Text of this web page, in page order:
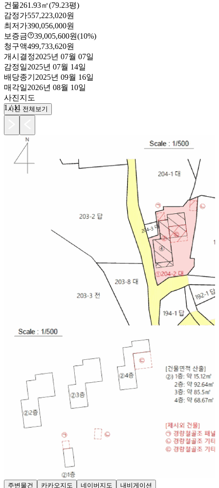
건물261.93㎡(79.23평)
감정가557,223,020원
최저가390,056,000원
보증금
39,005,600원(10%)
청구액499,733,620원
개시결정2025년 07월 07일
감정일2025년 07월 14일
배당종기 2025년 09월 16일
매각일2026년 08월 10일
사진지도
1 /11
사진 전체보기
주변물건 카카오지도 네이버지도 내비게이션